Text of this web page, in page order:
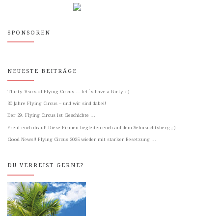
SPONSOREN
NEUESTE BEITRÄGE
Thirty Years of Flying Circus … let´s have a Party :-)
30 Jahre Flying Circus – und wir sind dabei!
Der 29. Flying Circus ist Geschichte …
Freut euch drauf! Diese Firmen begleiten euch auf dem Sehnsuchtsberg ;-)
Good News!! Flying Circus 2025 wieder mit starker Besetzung …
DU VERREIST GERNE?